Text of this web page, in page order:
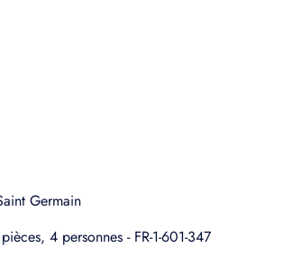
Germain
4 personnes - FR-1-601-347